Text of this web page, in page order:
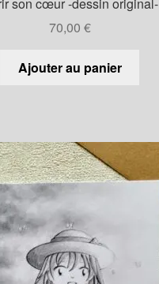
70,00 €
Ajouter au panier